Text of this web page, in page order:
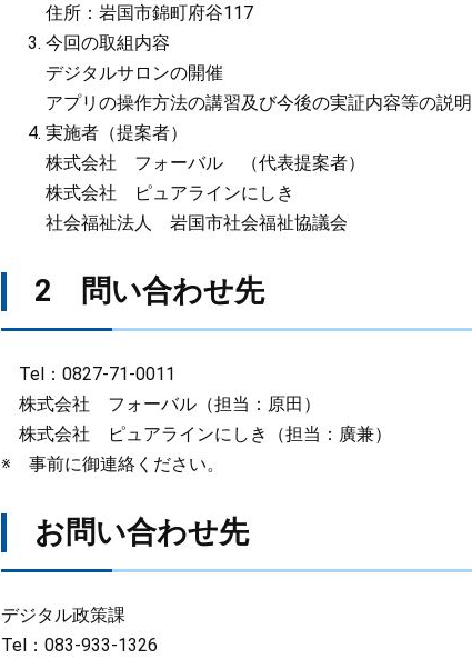
住所：岩国市錦町府谷117
今回の取組内容
デジタルサロンの開催
アプリの操作方法の講習及び今後の実証内容等の説明
実施者（提案者）
株式会社 フォーバル （代表提案者）
株式会社 ピュアラインにしき
社会福祉法人 岩国市社会福祉協議会
2 問い合わせ先
Tel：0827-71-0011
株式会社 フォーバル（担当：原田）
株式会社 ピュアラインにしき（担当：廣兼）
※ 事前に御連絡ください。
お問い合わせ先
デジタル政策課
Tel：083-933-1326